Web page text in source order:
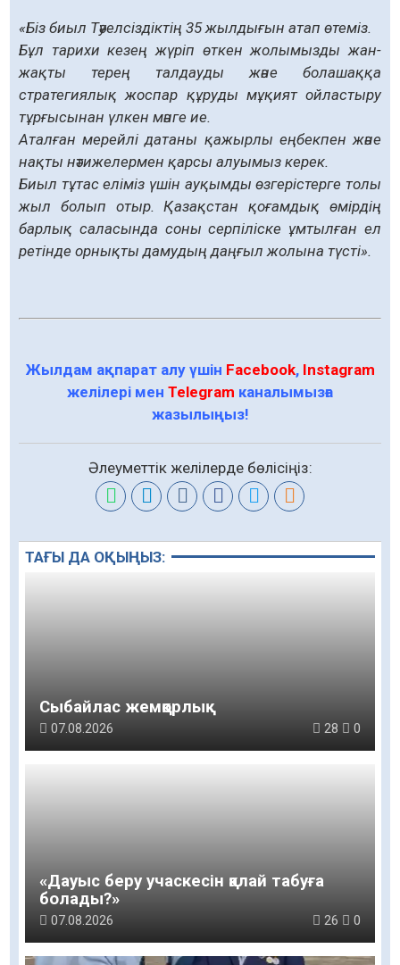
«Біз биыл Тәуелсіздіктің 35 жылдығын атап өтеміз.
Бұл тарихи кезең жүріп өткен жолымызды жан-
жақты терең талдауды және болашаққа
стратегиялық жоспар құруды мұқият ойластыру
тұрғысынан үлкен мәнге ие.
Аталған мерейлі датаны қажырлы еңбекпен және
нақты нәтижелермен қарсы алуымыз керек.
Биыл тұтас еліміз үшін ауқымды өзгерістерге толы
жыл болып отыр. Қазақстан қоғамдық өмірдің
барлық саласында соны серпіліске ұмтылған ел
ретінде орнықты дамудың даңғыл жолына түсті».
Жылдам ақпарат алу үшін Facebook, Instagram
желілері мен Telegram каналымызға
жазылыңыз!
Әлеуметтік желілерде бөлісіңіз:
ТАҒЫ ДА ОҚЫҢЫЗ:
Сыбайлас жемқорлық
07.08.2026 28 0
«Дауыс беру учаскесін қалай табуға
болады?»￼
07.08.2026 26 0